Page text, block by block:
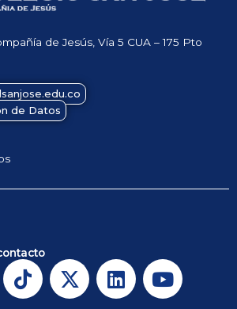
de Jesús, Vía 5 CUA – 175 Pto
de Datos
T
i
X
-
L
i
Y
o